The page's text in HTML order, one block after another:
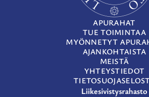
APURAHAT
TUE TOIMINTAA
MYÖNNETYT
AJANKOHTAISTA
MEISTÄ
YHTEYSTIEDOT
Liikesivistysrahasto